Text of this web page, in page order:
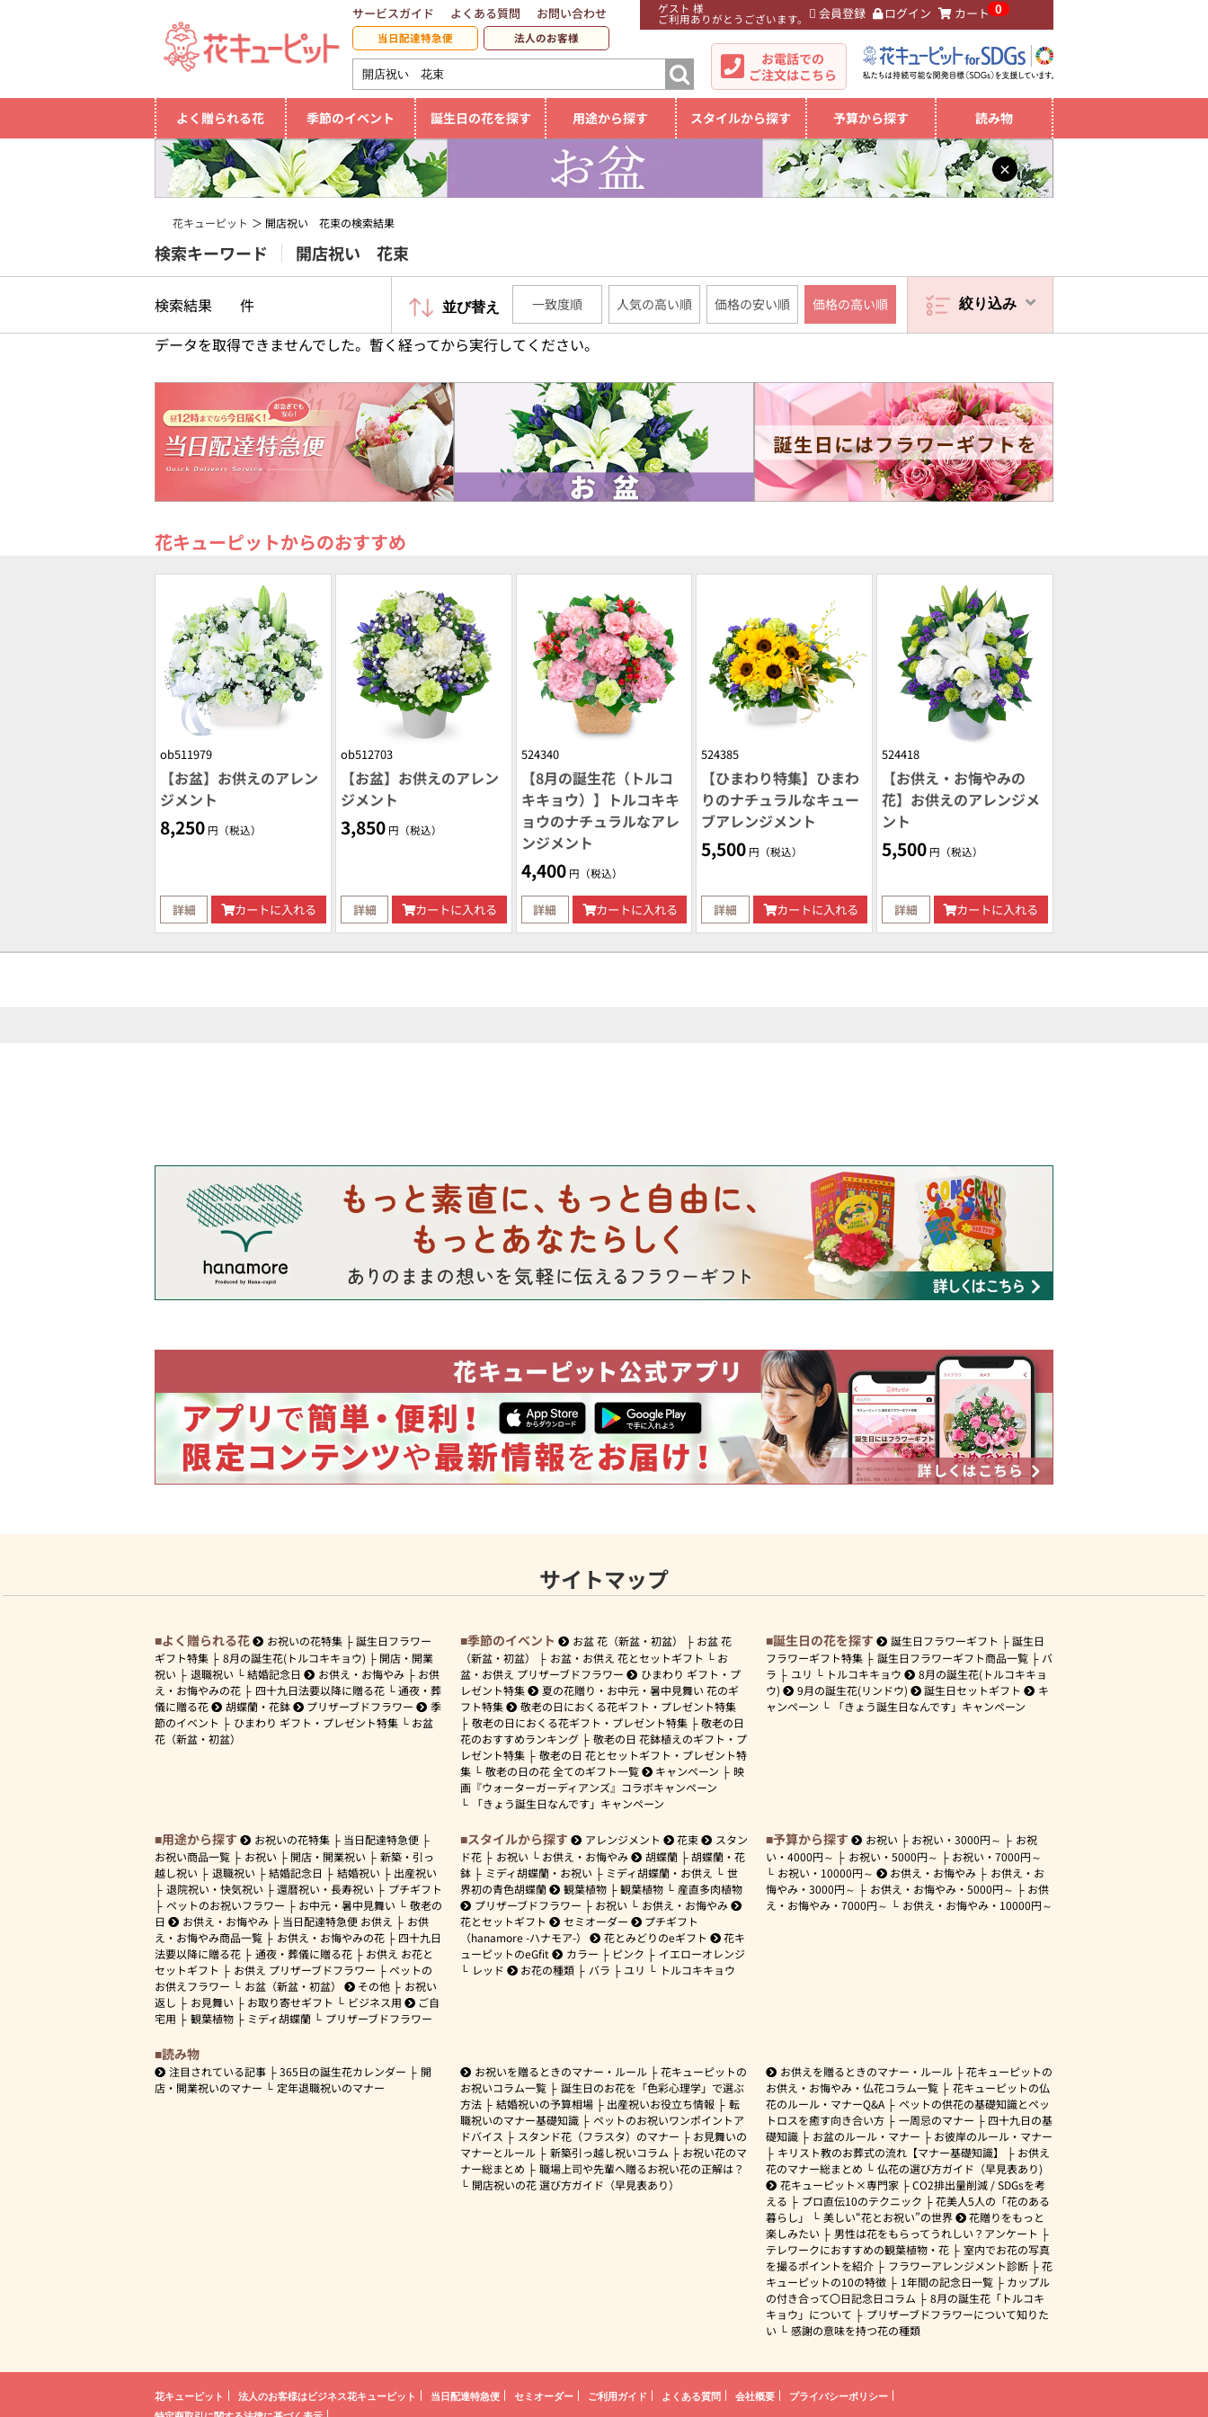
ゲスト 様
ご利用ありがとうございます。 会員登録 ログイン カート 0
サービスガイド よくある質問 お問い合わせ
当日配達特急便 法人のお客様
お電話での
ご注文はこちら
よく贈られる花 季節のイベント 誕生日の花を探す 用途から探す スタイルから探す 予算から探す 読み物
×
花キューピット 開店祝い 花束の検索結果
検索キーワード 開店祝い 花束
検索結果 件 並び替え 一致度順 人気の高い順 価格の安い順 価格の高い順 絞り込み
データを取得できませんでした。暫く経ってから実行してください。
花キューピットからのおすすめ
ob511979
【お盆】お供えのアレン
ジメント
8,250 円（税込）
詳細 カートに入れる
ob512703
【お盆】お供えのアレン
ジメント
3,850 円（税込）
詳細 カートに入れる
524340
【8月の誕生花（トルコ
キキョウ）】トルコキキ
ョウのナチュラルなアレ
ンジメント
4,400 円（税込）
詳細 カートに入れる
524385
【ひまわり特集】ひまわ
りのナチュラルなキュー
ブアレンジメント
5,500 円（税込）
詳細 カートに入れる
524418
【お供え・お悔やみの
花】お供えのアレンジメ
ント
5,500 円（税込）
詳細 カートに入れる
サイトマップ
よく贈られる花 お祝いの花特集
誕生日フラワー
ギフト特集
8月の誕生花(トルコキキョウ)
開店・開業
祝い
退職祝い 結婚記念日 お供え・お悔やみ
お供
え・お悔やみの花
四十九日法要以降に贈る花
通夜・葬
儀に贈る花
胡蝶蘭・花鉢 プリザーブドフラワー
季
節のイベント
ひまわり ギフト・プレゼント特集
お盆
花（新盆・初盆）
季節のイベント お盆 花（新盆・初盆）
お盆 花
（新盆・初盆）
お盆・お供え 花とセットギフト
お
盆・お供え プリザーブドフラワー
ひまわり ギフト・プ
レゼント特集
夏の花贈り・お中元・暑中見舞い 花のギ
フト特集
敬老の日におくる花ギフト・プレゼント特集
敬老の日におくる花ギフト・プレゼント特集
敬老の日
花のおすすめランキング
敬老の日 花鉢植えのギフト・プ
レゼント特集
敬老の日 花とセットギフト・プレゼント特
集
敬老の日の花 全てのギフト一覧 キャンペーン
映
画『ウォーターガーディアンズ』コラボキャンペーン
「きょう誕生日なんです」キャンペーン
誕生日の花を探す 誕生日フラワーギフト
誕生日
フラワーギフト特集
誕生日フラワーギフト商品一覧
バ
ラ
ユリ トルコキキョウ
8月の誕生花(トルコキキョ
ウ)
9月の誕生花(リンドウ) 誕生日セットギフト
キ
ャンペーン
「きょう誕生日なんです」キャンペーン
用途から探す お祝いの花特集
当日配達特急便
お祝い商品一覧
お祝い 開店・開業祝い
新築・引っ
越し祝い
退職祝い 結婚記念日 結婚祝い
出産祝い
退院祝い・快気祝い
還暦祝い・長寿祝い
プチギフト
ペットのお祝いフラワー
お中元・暑中見舞い
敬老の
日
お供え・お悔やみ 当日配達特急便 お供え
お供
え・お悔やみ商品一覧
お供え・お悔やみの花
四十九日
法要以降に贈る花
通夜・葬儀に贈る花
お供え お花と
セットギフト
お供え プリザーブドフラワー
ペットの
お供えフラワー
お盆（新盆・初盆） その他
お祝い
返し
お見舞い お取り寄せギフト ビジネス用
ご自
宅用
観葉植物 ミディ胡蝶蘭 プリザーブドフラワー
スタイルから探す アレンジメント 花束
スタン
ド花
お祝い お供え・お悔やみ 胡蝶蘭
胡蝶蘭・花
鉢
ミディ胡蝶蘭・お祝い ミディ胡蝶蘭・お供え
世
界初の青色胡蝶蘭
観葉植物 観葉植物
産直多肉植物
プリザーブドフラワー
お祝い
お供え・お悔やみ
花とセットギフト
セミオーダー
プチギフト
（hanamore -ハナモア-）
花とみどりのeギフト
花キ
ューピットのeGfit
カラー ピンク
イエローオレンジ
レッド
お花の種類 バラ ユリ トルコキキョウ
予算から探す お祝い お祝い・3000円～
お祝
い・ 4000円～ お祝い・ 5000円～ お祝い・7000円～
お祝い・ 10000円～ お供え・お悔やみ
お供え・お
悔やみ・ 3000円～ お供え・お悔やみ・ 5000円～
お供
え・お悔やみ・ 7000円～ お供え・お悔やみ・ 10000円～
読み物
注目されている記事 365日の誕生花カレンダー
開
店・開業祝いのマナー
定年退職祝いのマナー
お祝いを贈るときのマナー・ルール
花キューピットの
お祝いコラム一覧
誕生日のお花を「色彩心理学」で選ぶ
方法
結婚祝いの予算相場 出産祝いお役立ち情報
転
職祝いのマナー基礎知識
ペットのお祝いワンポイントア
ドバイス
スタンド花（フラスタ）のマナー
お見舞いの
マナーとルール
新築引っ越し祝いコラム
お祝い花のマ
ナー総まとめ
職場上司や先輩へ贈るお祝い花の正解は？
開店祝いの花 選び方ガイド（早見表あり）
お供えを贈るときのマナー・ルール
花キューピットの
お供え・お悔やみ・仏花コラム一覧
花キューピットの仏
花のルール・マナーQ&A
ペットの供花の基礎知識とペッ
トロスを癒す向き合い方
一周忌のマナー
四十九日の基
礎知識
お盆のルール・マナー
お彼岸のルール・マナー
キリスト教のお葬式の流れ【マナー基礎知識】
お供え
花のマナー総まとめ
仏花の選び方ガイド（早見表あり)
花キューピット×専門家
CO2排出量削減 / SDGsを考
える
プロ直伝10のテクニック
花美人5人の「花のある
暮らし」
美しい“花とお祝い”の世界
花贈りをもっと
楽しみたい
男性は花をもらってうれしい？アンケート
テレワークにおすすめの観葉植物・花
室内でお花の写真
を撮るポイントを紹介
フラワーアレンジメント診断
花
キューピットの10の特徴
1年間の記念日一覧
カップル
の付き合って〇日記念日コラム
8月の誕生花「トルコキ
キョウ」について
プリザーブドフラワーについて知りた
い
感謝の意味を持つ花の種類
花キューピット 法人のお客様はビジネス花キューピット 当日配達特急便 セミオーダー ご利用ガイド よくある質問 会社概要
プライバシーポリシー